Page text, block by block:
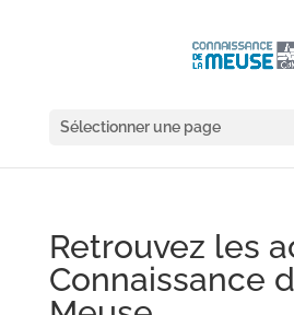
Sélectionner une page
Retrouvez les
Connaissance